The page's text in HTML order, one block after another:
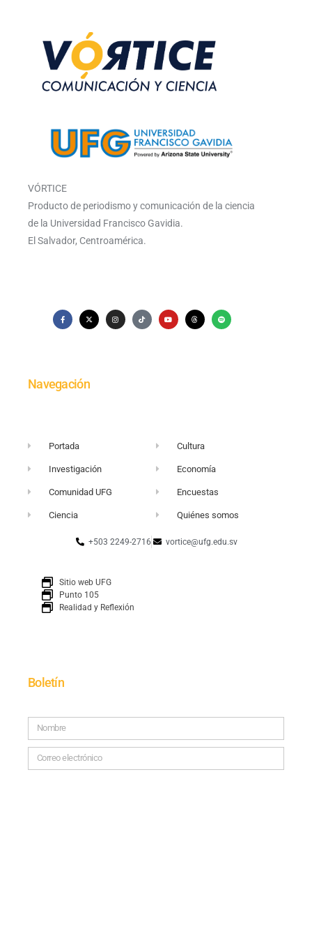
VÓRTICE
Producto de periodismo y comunicación de la ciencia
de la Universidad Francisco Gavidia.
El Salvador, Centroamérica.
Navegación
Portada
Investigación
Comunidad UFG
Ciencia
Cultura
Economía
Encuestas
Quiénes somos
+503 2249-2716 vortice@ufg.edu.sv
Sitio web UFG
Punto 105
Realidad y Reflexión
Boletín